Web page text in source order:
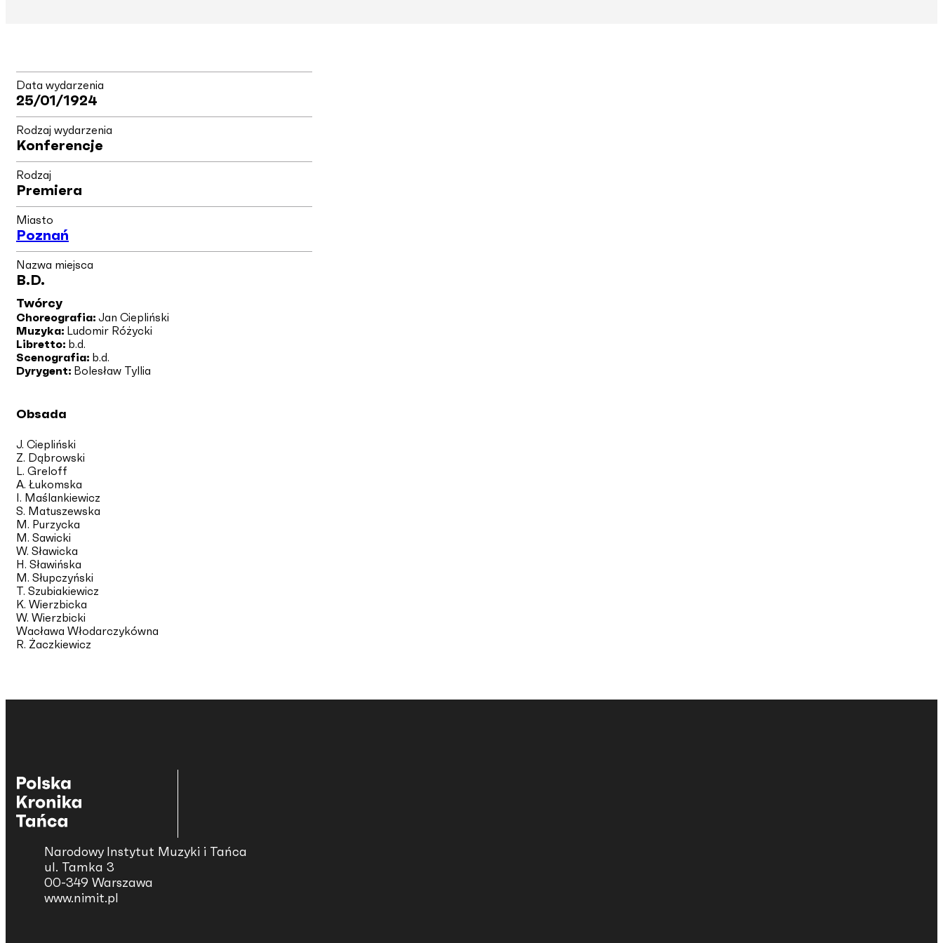
Data wydarzenia
25/01/1924
Rodzaj wydarzenia
Konferencje
Rodzaj
Premiera
Miasto
Poznań
Nazwa miejsca
B.d.
Twórcy
Choreografia: Jan Ciepliński
Muzyka: Ludomir Różycki
Libretto: b.d.
Scenografia: b.d.
Dyrygent: Bolesław Tyllia
Obsada
J. Ciepliński
Z. Dąbrowski
L. Greloff
A. Łukomska
I. Maślankiewicz
S. Matuszewska
M. Purzycka
M. Sawicki
W. Sławicka
H. Sławińska
M. Słupczyński
T. Szubiakiewicz
K. Wierzbicka
W. Wierzbicki
Wacława Włodarczykówna
R. Żaczkiewicz
Narodowy Instytut Muzyki i Tańca
ul. Tamka 3
00-349 Warszawa
www.nimit.pl